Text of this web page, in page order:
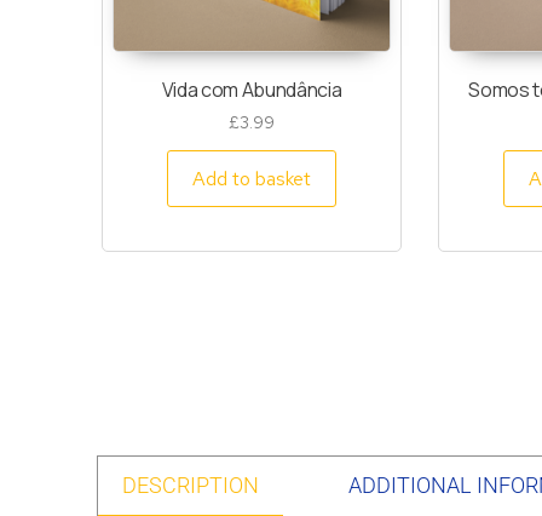
Vida com Abundância
£3.99
Add to basket
Somos
DESCRIPTION ADDITIONAL